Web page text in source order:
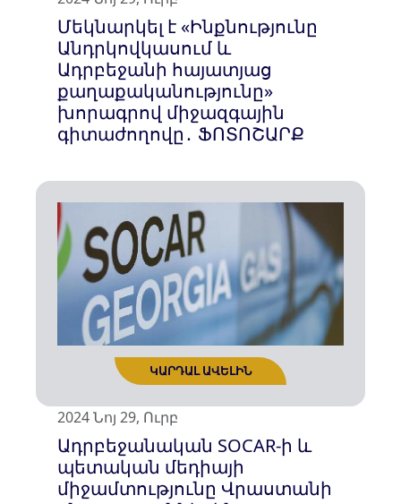
ԿԱՐԴԱԼ ԱՎԵԼԻՆ
Մեկնարկել է «Ինքնությունը
Անդրկովկասում և
Ադրբեջանի հայատյաց
քաղաքականությունը»
խորագրով միջազգային
գիտաժողովը․ ՖՈՏՈՇԱՐՔ
2024 Նոյ 29, Ուրբ
Ադրբեջանական SOCAR-ի և
պետական մեդիայի
միջամտությունը Վրաստանի